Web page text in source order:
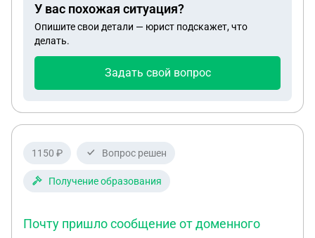
У вас похожая ситуация?
Опишите свои детали — юрист подскажет, что
делать.
Задать свой вопрос
1150 ₽ Вопрос решен
Получение образования
Почту пришло сообщение от доменного